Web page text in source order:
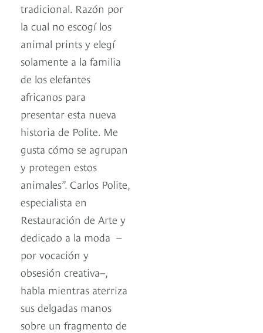
tradicional. Razón por
la cual no escogí los
animal prints y elegí
solamente a la familia
de los elefantes
africanos para
presentar esta nueva
historia de Polite. Me
gusta cómo se agrupan
y protegen estos
animales”. Carlos Polite,
especialista en
Restauración de Arte y
dedicado a la moda –
por vocación y
obsesión creativa–,
habla mientras aterriza
sus delgadas manos
sobre un fragmento de